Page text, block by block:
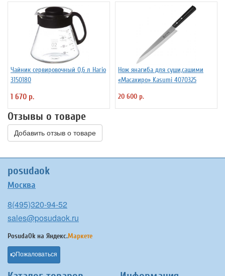
Чайник сервировочный 0,6 л Hario
3150180
1 670 р.
Нож янагиба для суши,сашими
«Масахиро» Kasumi 4070325
20 600 р.
Отзывы о товаре
Добавить отзыв о товаре
posudaok
Москва
8(495)320-94-52
sales@posudaok.ru
PosudaOk на Яндекс.Маркете
Пожаловаться